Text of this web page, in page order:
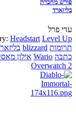
פורש מחברת
בליזארד
עדי פרל
Headstart Level Up
תרומות blizzard
כתבה Wario אילון
Overwatch 2